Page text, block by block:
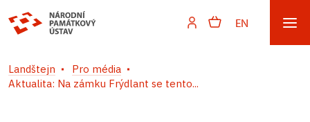
EN
Landštejn
Pro média
Aktualita: Na zámku Frýdlant se tento...